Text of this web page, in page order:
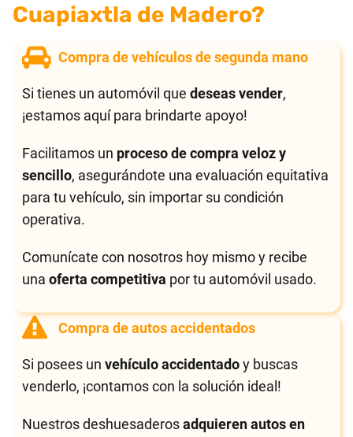
Cuapiaxtla de Madero?
Compra de vehículos de segunda mano
Si tienes un automóvil quedeseas vender,
¡estamos aquí para brindarte apoyo!
Facilitamos un proceso de compra veloz y
sencillo, asegurándote una evaluación equitativa
para tu vehículo, sin importar su condición
operativa.
Comunícate con nosotros hoy mismo y recibe
unaoferta competitiva por tu automóvil usado.
Compra de autos accidentados
Si posees unvehículo accidentadoy buscas
venderlo, ¡contamos con la solución ideal!
Nuestros deshuesaderosadquieren autos en